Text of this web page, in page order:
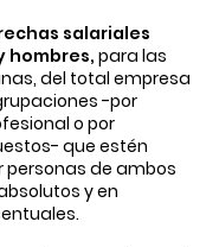
salariales
hombres, para las
del total empresa
-por
o por
que estén
de ambos
y en